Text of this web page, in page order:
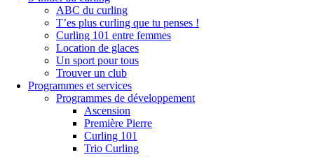
ABC du curling
T’es plus curling que tu penses !
Curling 101 entre femmes
Location de glaces
Un sport pour tous
Trouver un club
Programmes et services
Programmes de développement
Ascension
Première Pierre
Curling 101
Trio Curling